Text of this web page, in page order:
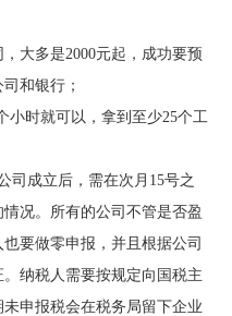
大多是2000元起，成功要预
司和银行；
小时就可以，拿到至少25个工
司成立后，需在次月15号之
况。所有的公司不管是否盈
要做零申报，并且根据公司
纳税人需要按规定向国税主
申报税会在税务局留下企业